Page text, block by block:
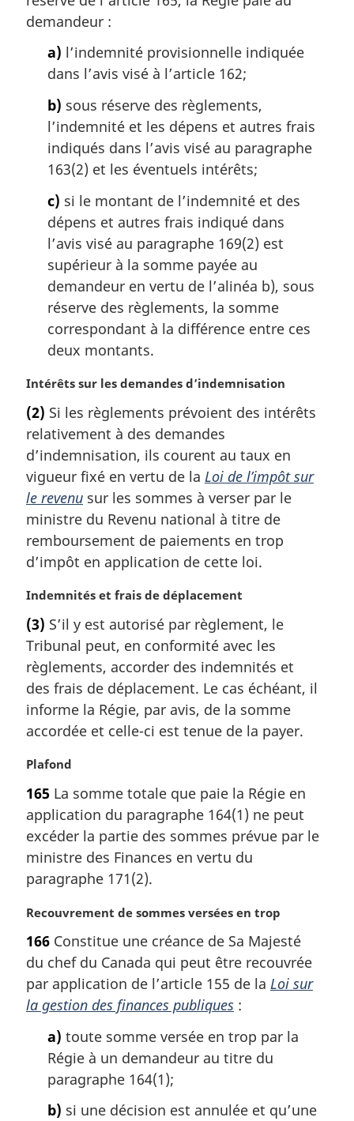
m
demandeur :
a) l’indemnité provisionnelle indiquée
dans l’avis visé à l’article 162;
b) sous réserve des règlements,
l’indemnité et les dépens et autres frais
indiqués dans l’avis visé au paragraphe
163(2) et les éventuels intérêts;
c) si le montant de l’indemnité et des
dépens et autres frais indiqué dans
l’avis visé au paragraphe 169(2) est
supérieur à la somme payée au
demandeur en vertu de l’alinéa b), sous
réserve des règlements, la somme
correspondant à la différence entre ces
deux montants.
N
t
e
m
a
g
i
n
a
e
Intérêts sur les demandes d’indemnisation
(2) Si les règlements prévoient des intérêts
relativement à des demandes
d’indemnisation, ils courent au taux en
vigueur fixé en vertu de la Loi de l’impôt sur
le revenu sur les sommes à verser par le
ministre du Revenu national à titre de
remboursement de paiements en trop
d’impôt en application de cette loi.
N
t
e
m
a
g
i
a
l
e
:
Indemnités et frais de déplacement
(3) S’il y est autorisé par règlement, le
Tribunal peut, en conformité avec les
règlements, accorder des indemnités et
des frais de déplacement. Le cas échéant, il
informe la Régie, par avis, de la somme
accordée et celle-ci est tenue de la payer.
N
t
e
m
a
g
n
a
e
:
Plafond
165 La somme totale que paie la Régie en
application du paragraphe 164(1) ne peut
excéder la partie des sommes prévue par le
ministre des Finances en vertu du
paragraphe 171(2).
N
t
e
m
a
r
Recouvrement de sommes versées en trop
166 Constitue une créance de Sa Majesté
du chef du Canada qui peut être recouvrée
par application de l’article 155 de la Loi sur
la gestion des finances publiques :
a) toute somme versée en trop par la
Régie à un demandeur au titre du
paragraphe 164(1);
b) si une décision est annulée et qu’une